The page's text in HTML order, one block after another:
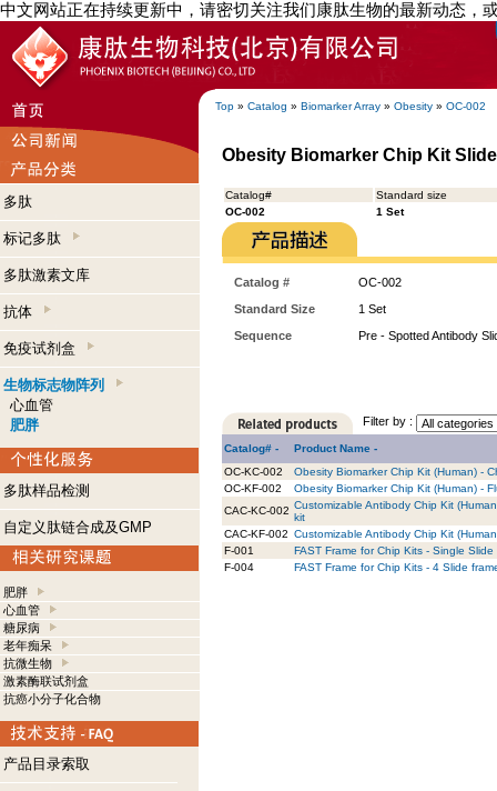
中文网站正在持续更新中，请密切关注我们康肽生物的最新动态，
Top » Catalog » Biomarker Array » Obesity » OC-002
多肽
标记多肽
多肽激素文库
抗体
免疫试剂盒
生物标志物阵列
心血管
肥胖
多肽样品检测
自定义肽链合成及GMP
肥胖
心血管
糖尿病
老年痴呆
抗微生物
激素酶联试剂盒
抗癌小分子化合物
产品目录索取
Obesity Biomarker Chip Kit
Catalog#
Standard size
OC-002
1 Set
Catalog #
OC-002
Standard Size
1 Set
Sequence
Pre - Spotted Antibody
Filter by :
Catalog# -
Product Name -
OC-KC-002
Obesity Biomarker Chip Kit (Human) -
OC-KF-002
Obesity Biomarker Chip Kit (Human) -
CAC-KC-002 Customizable Antibody Chip Kit
kit
CAC-KF-002 Customizable Antibody Chip Kit
F-001
FAST Frame for Chip Kits - Single Slide
F-004
FAST Frame for Chip Kits - 4 Slide